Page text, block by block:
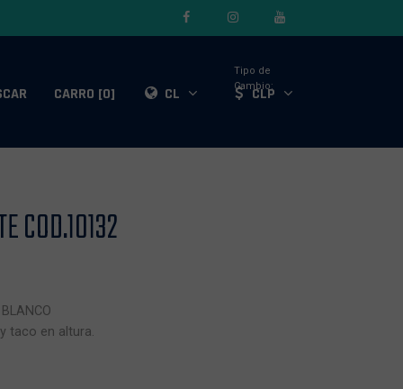
CARRO [0] CL
Tipo de
Cambio:
CLP
COD.10132
taco en altura.